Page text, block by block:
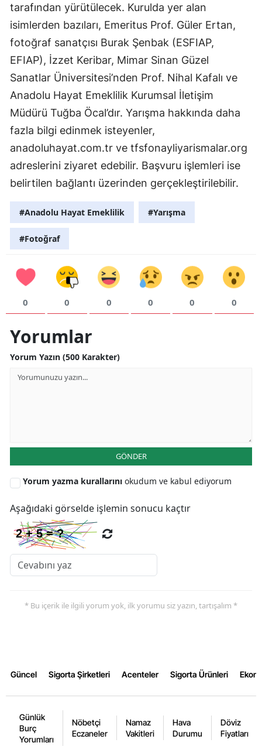
Zonguldak
Aksaray
Bayburt
Karaman
Kırıkkale
Şırnak
Bartın
Ardahan
Karabük
tarafından yürütülecek. Kurulda yer alan
isimlerden bazıları, Emeritus Prof. Güler Ertan,
fotoğraf sanatçısı Burak Şenbak (ESFIAP,
EFIAP), İzzet Keribar, Mimar Sinan Güzel
Sanatlar Üniversitesi’nden Prof. Nihal Kafalı ve
Anadolu Hayat Emeklilik Kurumsal İletişim
Müdürü Tuğba Öcal’dır. Yarışma hakkında daha
fazla bilgi edinmek isteyenler,
anadoluhayat.com.tr ve tfsfonayliyarismalar.org
adreslerini ziyaret edebilir. Başvuru işlemleri ise
belirtilen bağlantı üzerinden gerçekleştirilebilir.
#Anadolu Hayat Emeklilik #Yarışma
#Fotoğraf
0 0 0 0 0 0
Yorumlar
Yorum Yazın (500 Karakter)
GÖNDER
Yorum yazma kurallarını okudum ve kabul ediyorum
Aşağıdaki görselde işlemin sonucu kaçtır
* Bu içerik ile ilgili yorum yok, ilk yorumu siz yazın, tartışalım *
Güncel Sigorta Şirketleri Acenteler Sigorta Ürünleri
Günlük
Burç
Yorumları
Nöbetçi
Eczaneler
Namaz
Vakitleri
Hava
Durumu
Döviz
Fiyatları